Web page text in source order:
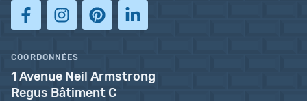
COORDONNÉES
1 Avenue Neil Armstrong
Regus Bâtiment C